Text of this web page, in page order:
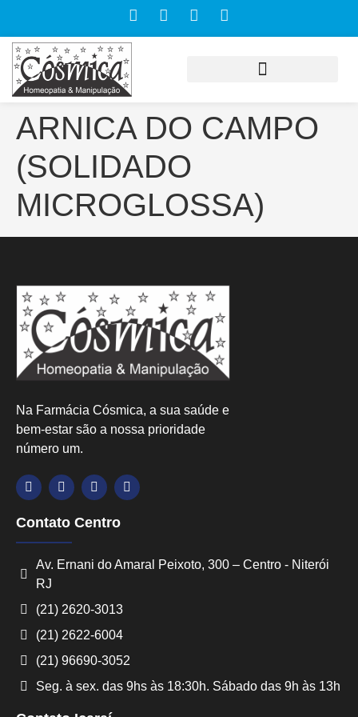
ARNICA DO CAMPO
(SOLIDADO
MICROGLOSSA)
Na Farmácia Cósmica, a sua saúde e
bem-estar são a nossa prioridade
número um.
Contato Centro
Av. Ernani do Amaral Peixoto, 300 – Centro - Niterói
RJ
(21) 2620-3013
(21) 2622-6004
(21) 96690-3052
Seg. à sex. das 9hs às 18:30h. Sábado das 9h às 13h